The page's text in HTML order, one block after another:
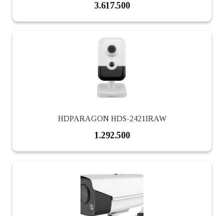
3.617.500
HDPARAGON HDS-2421IRAW
1.292.500